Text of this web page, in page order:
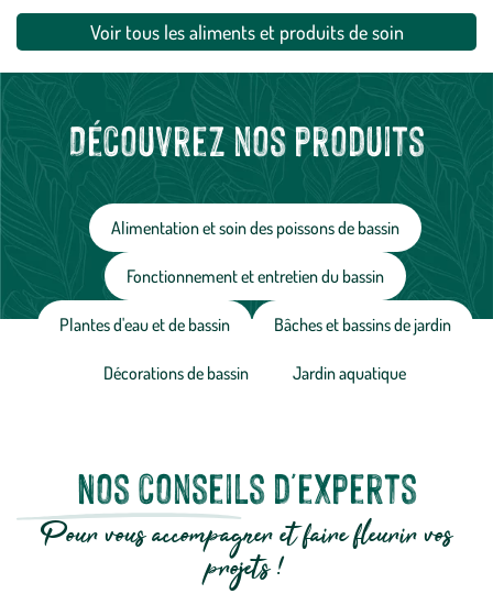
Voir tous les aliments et produits de soin
Découvrez nos produits
Alimentation et soin des poissons de bassin
Fonctionnement et entretien du bassin
Plantes d'eau et de bassin Bâches et bassins de jardin
Décorations de bassin Jardin aquatique
Nos conseils d'experts
Pour vous accompagner et faire fleurir vos
projets !